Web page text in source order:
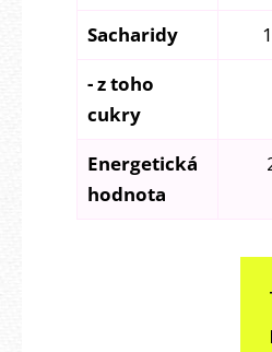
Sacharidy
- z toho
cukry
Energetická
hodnota